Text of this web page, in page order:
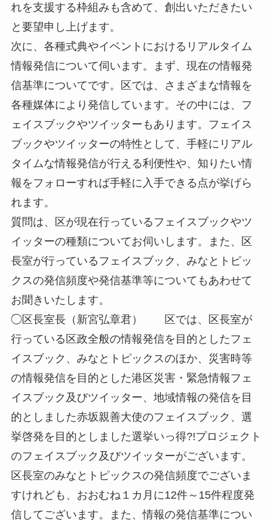
れを支援する枠組みも含めて、創出いただきたい
と要望申し上げます。
次に、各種式典やイベントにおけるリアルタイム
情報発信について伺います。まず、現在の情報発
信基準についてです。区では、さまざまな情報を
各種媒体により発信しています。その中には、フ
ェイスブックやツイッターもあります。フェイス
ブックやツイッターの特性として、手軽にリアル
タイムな情報発信が行える利便性や、知りたい情
報をフォローすれば手軽に入手できる点が挙げら
れます。
質問は、区が現在行っているフェイスブックやツ
イッターの種類についてお伺いします。また、区
長室が行っているフェイスブック、みなとトピッ
クスの発信頻度や発信基準等についてもあわせて
お聞きいたします。
◯区長室長（新宮弘章君） 区では、区長室が
行っている区政全般の情報発信を目的としたフェ
イスブック、みなとトピックスのほか、災害時等
の情報発信を目的とした港区災害・緊急情報フェ
イスブック及びツイッター、地域情報の発信を目
的としました赤坂親善大使のフェイスブック、選
挙啓発を目的としました選挙いっ得?!プロジェクト
のフェイスブック及びツイッターがございます。
区長室のみなとトピックスの発信頻度でございま
すけれども、おおむね１カ月に12件～15件程度発
信してございます。また、情報の発信基準につい